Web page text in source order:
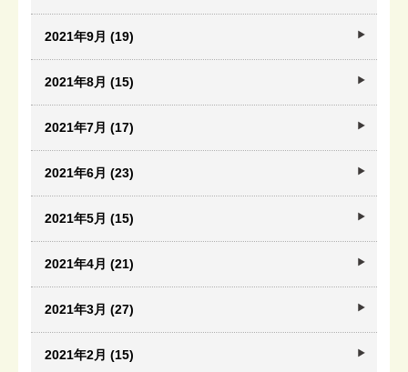
2021年9月 (19)
2021年8月 (15)
2021年7月 (17)
2021年6月 (23)
2021年5月 (15)
2021年4月 (21)
2021年3月 (27)
2021年2月 (15)